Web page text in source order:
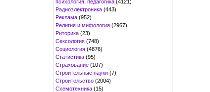
психология, педагогика (4121)
Радиоэлектроника (443)
Реклама (952)
Религия и мифология (2967)
Риторика (23)
Сексология (748)
Социология (4876)
Статистика (95)
Страхование (107)
Строительные науки (7)
Строительство (2004)
Схемотехника (15)